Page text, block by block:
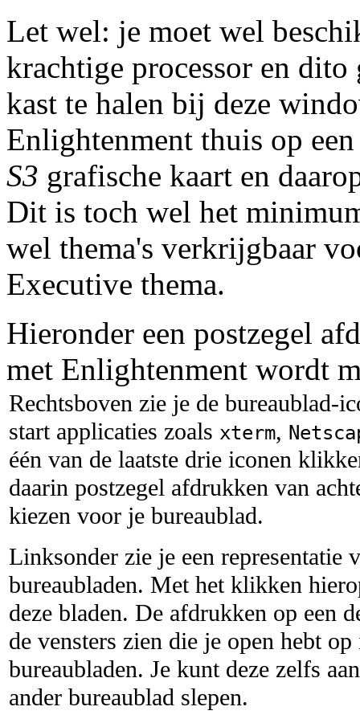
Let wel: je moet wel
krachtige processor en
kast te halen bij deze
Enlightenment thuis op
S3 grafische kaart en
Dit is toch wel het
wel thema's verkrijgbaar
Executive thema.
Hieronder een postzegel
met Enlightenment wordt
Rechtsboven zie je de bureaublad-
start applicaties zoals xterm,
één van de laatste drie iconen
daarin postzegel afdrukken van
kiezen voor je bureaublad.
Linksonder zie je een representatie
bureaubladen. Met het klikken
deze bladen. De afdrukken op een
de vensters zien die je open hebt
bureaubladen. Je kunt deze zelfs
ander bureaublad slepen.